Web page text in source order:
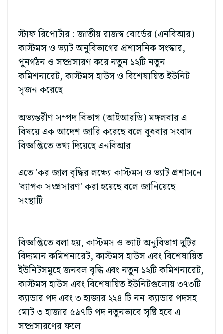
স্টাফ রিপোর্টার : জাতীয় রাজস্ব বোর্ডের (এনবিআর)
কাস্টমস ও ভ্যাট অনুবিভাগের প্রশাসনিক সংস্কার,
পুনর্গঠন ও সম্প্রসারণ করে নতুন ১২টি নতুন
কমিশনারেট, কাস্টমস হাউস ও বিশেষায়িত ইউনিট
সৃজন করেছে।
অভ্যন্তরীণ সম্পদ বিভাগ (আইআরডি) মঙ্গলবার এ
বিষয়ে এক আদেশ জারি করেছে বলে বুধবার সংবাদ
বিজ্ঞপ্তিতে তথ্য দিয়েছে এনবিআর।
এতে 'কর জাল বৃদ্ধির লক্ষ্যে' কাস্টমস ও ভ্যাট প্রশাসনে
'ব্যাপক সম্প্রসারণ' করা হয়েছে বলে জানিয়েছে
সংস্থাটি।
বিজ্ঞপ্তিতে বলা হয়, কাস্টমস ও ভ্যাট অনুবিভাগ দুটির
বিদ্যমান কমিশনারেট, কাস্টমস হাউস এবং বিশেষায়িত
ইউনিটসমূহে জনবল বৃদ্ধি এবং নতুন ১২টি কমিশনারেট,
কাস্টমস হাউস এবং বিশেষায়িত ইউনিটগুলোয় ৩৭৩টি
ক্যাডার পদ এবং ৩ হাজার ২২৪ টি নন-ক্যাডার পদসহ
মোট ৩ হাজার ৫৯৭টি পদ নতুনভাবে সৃষ্টি হবে এ
সম্প্রসারণের ফলে।